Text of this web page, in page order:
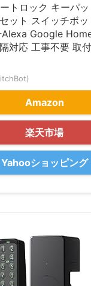
トロック キーパ
ット スイッチボッ
Alexa Google
対応 工事不要 取
Amazon
楽天市場
Yahooショッピング